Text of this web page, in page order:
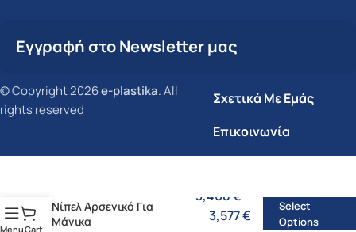
Εγγραφή στο Newsletter μας
© Copyright 2026e-plastika. All
rights reserved
Σχετικά Με Εμάς
Επικοινωνία
MenuCart
Νίπελ Αρσενικό Για
Μάνικα
3,408€
3,577€
Select
Options